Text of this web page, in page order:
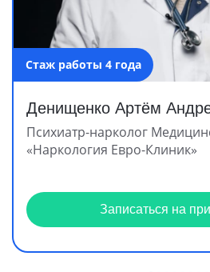
Стаж работы 4 года
Денищенко Артём
Психиатр-нарколог
«Наркология Евро-Клиник»
Записаться на